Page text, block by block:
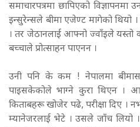
समाचारपत्रमा छापिएको
इन्सुरेन्सले बीमा एजेण्ट मागेको
। तर जेठानलाई आफ्नो ज्वाँइले यस्तो
बच्चाले प्रोत्साहन पाएनन ।
उनी पनि के कम ! नेपालमा
पाइसकेकोले भाग्ने कुरा थिएन ।
किताबहरू खोजेर पढे, परीक्षा दिए ।
म्यानेजरलाई भेटे । उसले जाँच लियो